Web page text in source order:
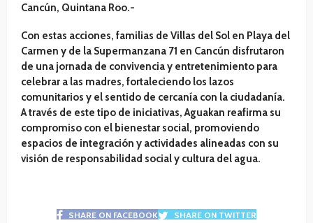
Cancún, Quintana Roo.-
Con estas acciones, familias de Villas del Sol en Playa del
Carmen y de la Supermanzana 71 en Cancún disfrutaron
de una jornada de convivencia y entretenimiento para
celebrar a las madres, fortaleciendo los lazos
comunitarios y el sentido de cercanía con la ciudadanía.
A través de este tipo de iniciativas, Aguakan reafirma su
compromiso con el bienestar social, promoviendo
espacios de integración y actividades alineadas con su
visión de responsabilidad social y cultura del agua.
SHARE ON FACEBOOK SHARE ON TWITTER